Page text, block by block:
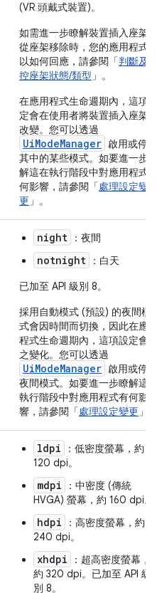
(VR 頭戴式裝置)。
如需進一步瞭解裝置插入座架
從座架移除時，您的應用程式
以如何回應，請參閱「判斷及
控座架狀態/類型 」。
在應用程式生命週期內，這項
定會在使用者將裝置插入座架
改變。您可以透過
UiModeManager 啟用或停用
其中的某些模式。如要進一步
解這在執行階段中對應用程式
何影響，請參閱「處理設定變
更 」。
night ：夜間
notnight
：白天
已加至 API 級別 8。
採用自動模式 (預設) 的夜間模
式會因時間而切換，因此在應
程式生命週期內，這項設定會
之變化。您可以透過
UiModeManager 啟用或停用
夜間模式。如要進一步瞭解這
執行階段中對應用程式有何影
響，請參閱「處理設定變更 」
ldpi
：低密度螢幕，約
120 dpi。
mdpi
：中密度 (傳統
HVGA) 螢幕，約 160 dpi。
hdpi
：高密度螢幕，約
240 dpi。
xhdpi
：超高密度螢幕，
約 320 dpi。已加至 API 級
別 8。